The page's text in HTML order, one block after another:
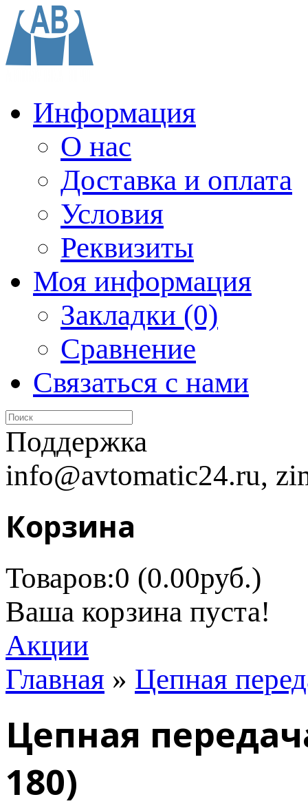
Информация
О нас
Доставка и оплата
Условия
Реквизиты
Моя информация
Закладки (0)
Сравнение
Связаться с нами
Поддержка
info@avtomatic24.ru,
Корзина
Товаров:0 (0.00руб.)
Ваша корзина пуста!
Акции
Главная » Цепная
Цепная
180)